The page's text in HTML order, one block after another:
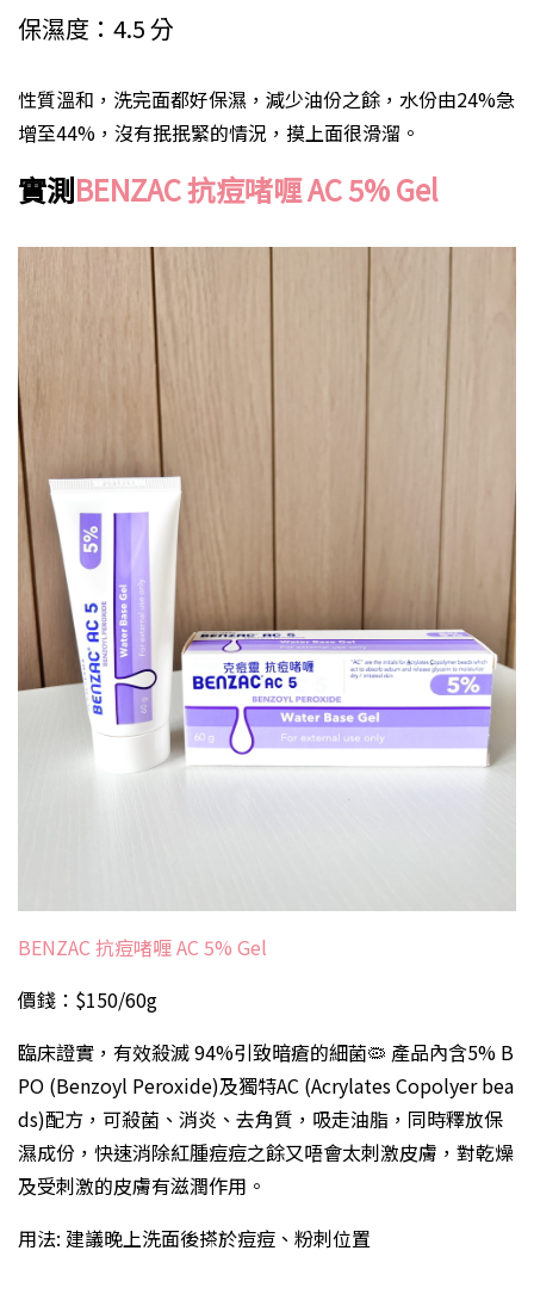
保濕度：4.5 分
性質溫和，洗完面都好保濕，減少油份之餘，水份由24%急
增至44%，沒有抿抿緊的情況，摸上面很滑溜。
實測BENZAC 抗痘啫喱 AC 5% Gel
BENZAC 抗痘啫喱 AC 5% Gel
價錢：$150/60g
臨床證實，有效殺滅 94%引致暗瘡的細菌🦠 產品內含5% B
PO (Benzoyl Peroxide)及獨特AC (Acrylates Copolyer bea
ds)配方，可殺菌、消炎、去角質，吸走油脂，同時釋放保
濕成份，快速消除紅腫痘痘之餘又唔會太刺激皮膚，對乾燥
及受刺激的皮膚有滋潤作用。
用法: 建議晚上洗面後搽於痘痘、粉刺位置